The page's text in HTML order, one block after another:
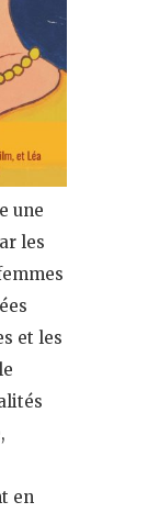
une
les
et les
en